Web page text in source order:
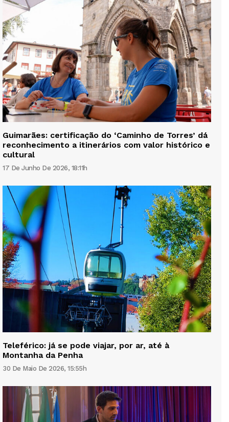
Guimarães: certificação do ‘Caminho de Torres’ dá
reconhecimento a itinerários com valor histórico e
cultural
17 De Junho De 2026, 18:11h
Teleférico: já se pode viajar, por ar, até à
Montanha da Penha
30 De Maio De 2026, 15:55h